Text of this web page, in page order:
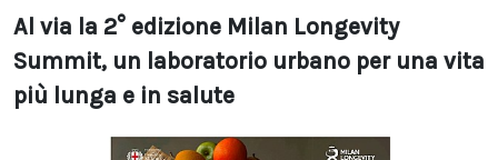
Al via la 2° edizione Milan Longevity
Summit, un laboratorio urbano per una vita
più lunga e in salute